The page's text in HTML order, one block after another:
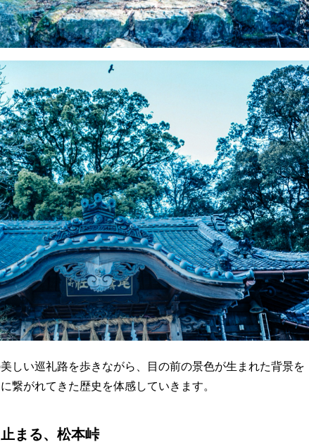
しい巡礼路を歩きながら、目の前の景色が生まれた背景を
繋がれてきた歴史を体感していきます。
まる、松本峠